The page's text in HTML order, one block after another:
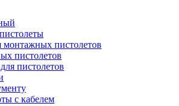
монтажных пистолетов
пистолетов
пистолетов
с кабелем